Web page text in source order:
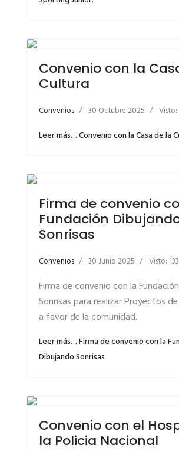
Convenio con la
Cultura
Convenios 30 Octubre 2025 Visto:
Leer más… Convenio con la Casa de la
Firma de convenio
Fundación
Sonrisas
Convenios 30 Junio 2025 Visto:
Firma de convenio con la
Sonrisas para realizar Proyectos
a favor de la comunidad.
Leer más… Firma de convenio con la
Dibujando Sonrisas
Convenio con el
la Policia Nacional